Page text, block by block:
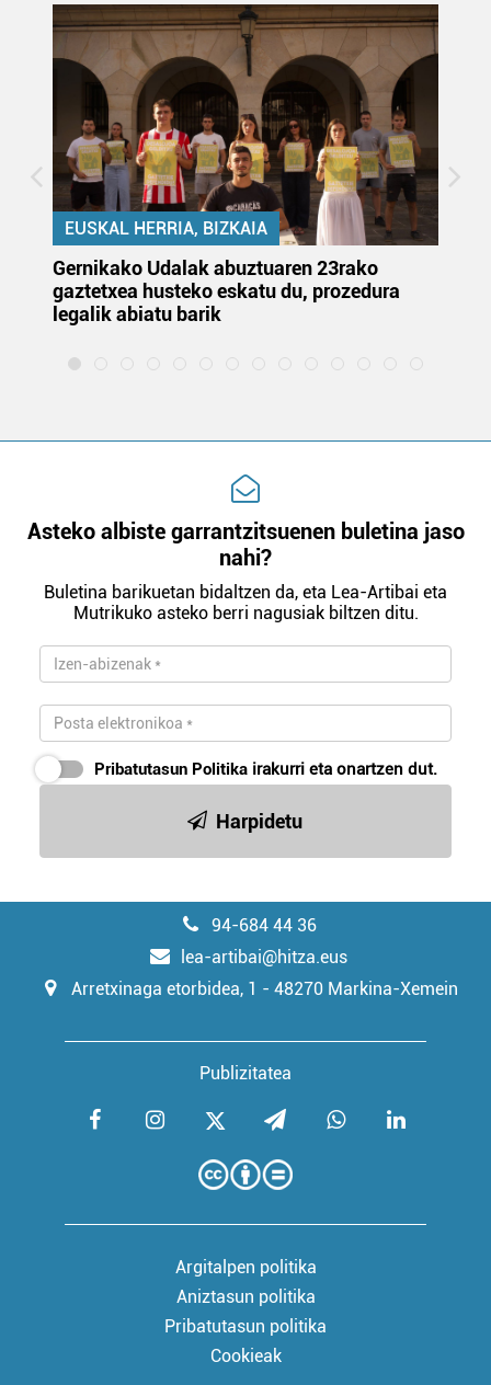
EUSKAL HERRIA, BIZKAIA
Gernikako Udalak abuztuaren 23rako
gaztetxea husteko eskatu du, prozedura
legalik abiatu barik
Asteko albiste garrantzitsuenen buletina jaso
nahi?
Buletina barikuetan bidaltzen da, eta Lea-Artibai eta
Mutrikuko asteko berri nagusiak biltzen ditu.
Pribatutasun Politika irakurri eta onartzen dut.
Harpidetu
94-684 44 36
lea-artibai@hitza.eus
Arretxinaga etorbidea, 1 - 48270 Markina-Xemein
Publizitatea
Argitalpen politika
Aniztasun politika
Pribatutasun politika
Cookieak